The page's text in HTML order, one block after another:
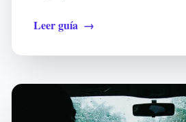
Leer guía →